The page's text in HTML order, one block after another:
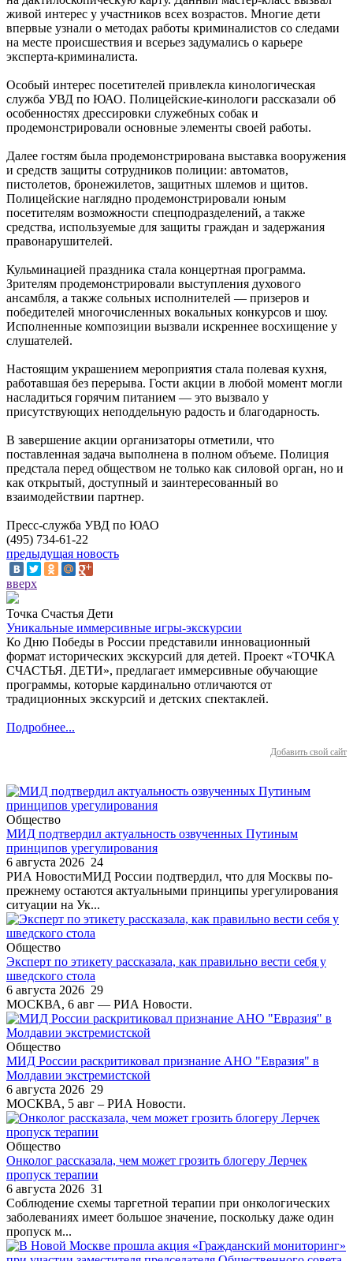
живой интерес у участников всех возрастов. Многие дети
впервые узнали о методах работы криминалистов со следами
на месте происшествия и всерьез задумались о карьере
эксперта-криминалиста.
Особый интерес посетителей привлекла кинологическая
служба УВД по ЮАО. Полицейские-кинологи рассказали об
особенностях дрессировки служебных собак и
продемонстрировали основные элементы своей работы.
Далее гостям была продемонстрирована выставка вооружения
и средств защиты сотрудников полиции: автоматов,
пистолетов, бронежилетов, защитных шлемов и щитов.
Полицейские наглядно продемонстрировали юным
посетителям возможности спецподразделений, а также
средства, используемые для защиты граждан и задержания
правонарушителей.
Кульминацией праздника стала концертная программа.
Зрителям продемонстрировали выступления духового
ансамбля, а также сольных исполнителей — призеров и
победителей многочисленных вокальных конкурсов и шоу.
Исполненные композиции вызвали искреннее восхищение у
слушателей.
Настоящим украшением мероприятия стала полевая кухня,
работавшая без перерыва. Гости акции в любой момент могли
насладиться горячим питанием — это вызвало у
присутствующих неподдельную радость и благодарность.
В завершение акции организаторы отметили, что
поставленная задача выполнена в полном объеме. Полиция
предстала перед обществом не только как силовой орган, но и
как открытый, доступный и заинтересованный во
взаимодействии партнер.
Пресс-служба УВД по ЮАО
(495) 734-61-22
предыдущая новость
вверх
Точка Счастья Дети
Уникальные иммерсивные игры-экскурсии
Ко Дню Победы в России представили инновационный
формат исторических экскурсий для детей. Проект «ТОЧКА
СЧАСТЬЯ. ДЕТИ», предлагает иммерсивные обучающие
программы, которые кардинально отличаются от
традиционных экскурсий и детских спектаклей.
Подробнее...
Добавить свой сайт
Общество
МИД подтвердил актуальность озвученных Путиным
принципов урегулирования
6 августа 2026 24
РИА НовостиМИД России подтвердил, что для Москвы по-
прежнему остаются актуальными принципы урегулирования
ситуации на Ук...
Общество
Эксперт по этикету рассказала, как правильно вести себя у
шведского стола
6 августа 2026 29
МОСКВА, 6 авг — РИА Новости.
Общество
МИД России раскритиковал признание АНО "Евразия" в
Молдавии экстремистской
6 августа 2026 29
МОСКВА, 5 авг – РИА Новости.
Общество
Онколог рассказала, чем может грозить блогеру Лерчек
пропуск терапии
6 августа 2026 31
Соблюдение схемы таргетной терапии при онкологических
заболеваниях имеет большое значение, поскольку даже один
пропуск м...